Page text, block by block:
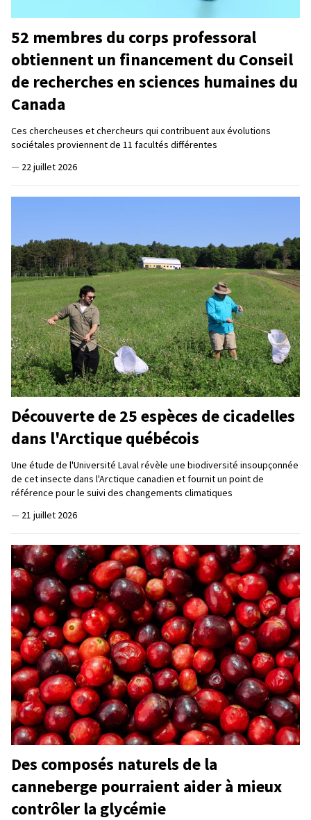
52 membres du corps professoral
obtiennent un financement du Conseil
de recherches en sciences humaines du
Canada
Ces chercheuses et chercheurs qui contribuent aux évolutions
sociétales proviennent de 11 facultés différentes
— 22 juillet 2026
Découverte de 25 espèces de cicadelles
dans l'Arctique québécois
Une étude de l'Université Laval révèle une biodiversité insoupçonnée
de cet insecte dans l'Arctique canadien et fournit un point de
référence pour le suivi des changements climatiques
— 21 juillet 2026
Des composés naturels de la
canneberge pourraient aider à mieux
contrôler la glycémie